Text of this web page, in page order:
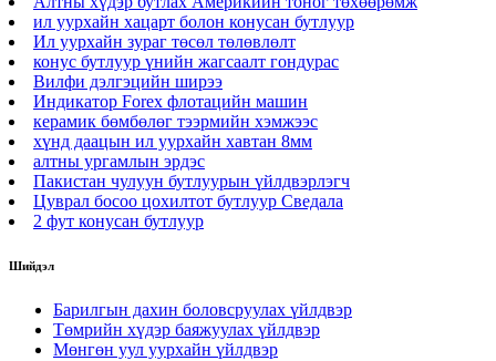
ил уурхайн хацарт болон конусан бутлуур
Ил уурхайн зураг төсөл төлөвлөлт
конус бутлуур үнийн жагсаалт гондурас
Вилфи дэлгэцийн ширээ
Индикатор Forex флотацийн машин
керамик бөмбөлөг тээрмийн хэмжээс
хүнд даацын ил уурхайн хавтан 8мм
алтны ургамлын эрдэс
Пакистан чулуун бутлуурын үйлдвэрлэгч
Цуврал босоо цохилтот бутлуур Сведала
2 фут конусан бутлуур
Шийдэл
Барилгын дахин боловсруулах үйлдвэр
Төмрийн хүдэр баяжуулах үйлдвэр
Мөнгөн уул уурхайн үйлдвэр